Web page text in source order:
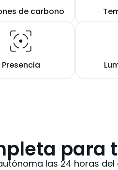
de carbono
Presencia
para
las 24 horas del